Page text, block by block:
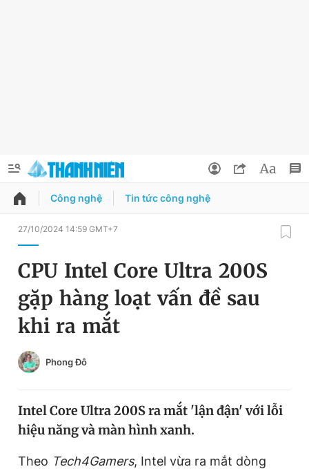
QUẢNG CÁO ĐẶT BÁO
Chuyên mục
Chuyên mục khác
Chào ngày mới
Tin 360
Video
Đổi mật khẩu
Tin đã lưu
Công nghệ Tin tức công nghệ
27/10/2024 14:59 GMT+7
CPU Intel Core Ultra 200S
gặp hàng loạt vấn đề sau
khi ra mắt
Phong Đỗ
Intel Core Ultra 200S ra mắt 'lận đận' với lỗi
hiệu năng và màn hình xanh.
Theo Tech4Gamers, Intel vừa ra mắt dòng